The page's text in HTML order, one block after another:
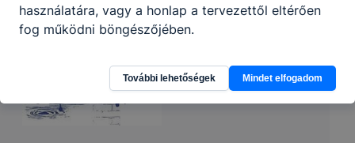
használatára, vagy a honlap a tervezettől eltérően
fog működni böngészőjében.
További lehetőségek Mindet elfogadom